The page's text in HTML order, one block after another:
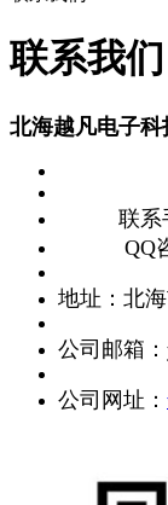
联系我们
北海越凡电子科
联系
QQ咨询
地址：北
公司邮箱：
公司网址：